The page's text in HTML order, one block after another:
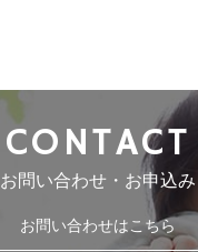
CONTACT
お問い合わせ・お申込み
お問い合わせはこちら